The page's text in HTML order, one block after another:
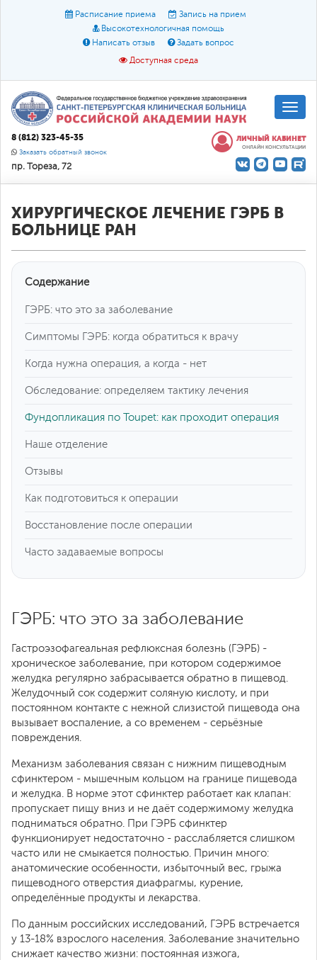
Расписание приема
Запись на прием
Высокотехнологичная помощь
Написать отзыв
Задать вопрос
Доступная среда
Размер шрифта: A A A
Цвет:
О доступной среде
8 (812) 323-45-35
Заказать обратный звонок
пр. Тореза, 72
ЛИЧНЫЙ КАБИНЕТ
ОНЛАЙН КОНСУЛЬТАЦИИ
ХИРУРГИЧЕСКОЕ ЛЕЧЕНИЕ ГЭРБ В
БОЛЬНИЦЕ РАН
Содержание
ГЭРБ: что это за заболевание
Симптомы ГЭРБ: когда обратиться к врачу
Когда нужна операция, а когда - нет
Обследование: определяем тактику лечения
Фундопликация по Toupet: как проходит операция
Наше отделение
Отзывы
Как подготовиться к операции
Восстановление после операции
Часто задаваемые вопросы
ГЭРБ: что это за заболевание
Гастроэзофагеальная рефлюксная болезнь (ГЭРБ) -
хроническое заболевание, при котором содержимое
желудка регулярно забрасывается обратно в пищевод.
Желудочный сок содержит соляную кислоту, и при
постоянном контакте с нежной слизистой пищевода она
вызывает воспаление, а со временем - серьёзные
повреждения.
Механизм заболевания связан с нижним пищеводным
сфинктером - мышечным кольцом на границе пищевода
и желудка. В норме этот сфинктер работает как клапан:
пропускает пищу вниз и не даёт содержимому желудка
подниматься обратно. При ГЭРБ сфинктер
функционирует недостаточно - расслабляется слишком
часто или не смыкается полностью. Причин много:
анатомические особенности, избыточный вес, грыжа
пищеводного отверстия диафрагмы, курение,
определённые продукты и лекарства.
По данным российских исследований, ГЭРБ встречается
у 13-18% взрослого населения. Заболевание значительно
снижает качество жизни: постоянная изжога,